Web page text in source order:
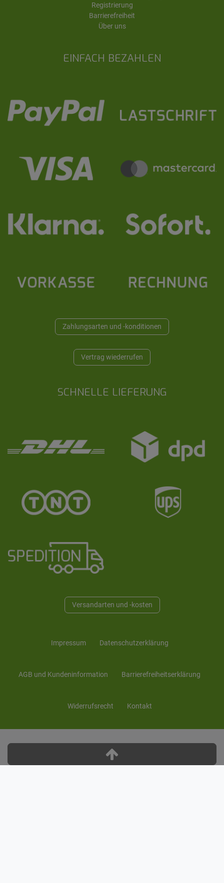
EINFACH BEZAHLEN
Zahlungsarten und -konditionen
Vertrag wiederrufen
SCHNELLE LIEFERUNG
Versandarten und -kosten
Registrierung
Barrierefreiheit
Über uns
Impressum Daten­schutz­erklärung
AGB und Kunden­information Barrierefreiheitserklärung
Widerrufs­recht Kontakt